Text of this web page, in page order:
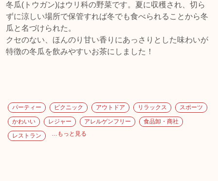
冬瓜(トウガン)はウリ科の野菜です。夏に収穫され、切ら
ずに涼しい場所で保管すれば冬でも食べられることから冬
瓜と名づけられた。
クセのない、ほんのり甘い香りにあっさりとした味わいが
特徴の冬瓜を飲みやすいお茶にしました！
パーティー ピクニック アウトドア リラックス スポーツ
かわいい レジャー アレルゲンフリー 食品卸・商社
レストラン …もっと見る